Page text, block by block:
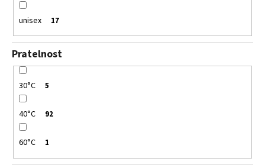
unisex 17
Pratelnost
30°C 5
40°C 92
60°C 1